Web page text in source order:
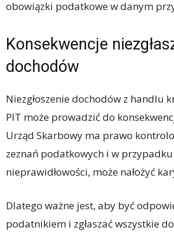
obowiązki podatkowe w danym
Konsekwencje
dochodów
Niezgłoszenie dochodów z handlu
PIT może prowadzić do
Urząd Skarbowy ma prawo
zeznań podatkowych i w
nieprawidłowości, może nałożyć
Dlatego ważne jest, aby być
podatnikiem i zgłaszać wszystkie